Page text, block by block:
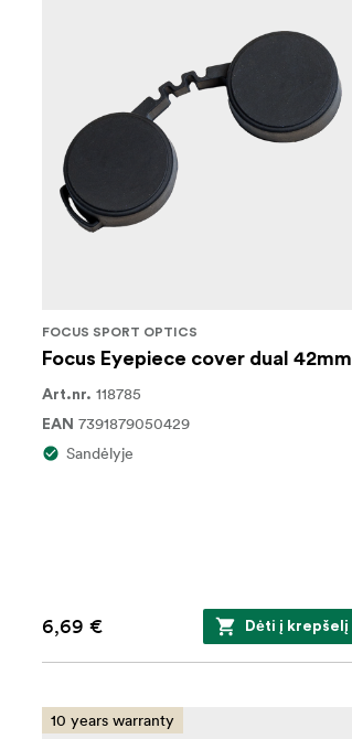
FOCUS SPORT OPTICS
Focus Eyepiece cover dual 42mm
Art.nr. 118785
EAN 7391879050429
Sandėlyje
6,69 € Dėti į krepšelį
10 years warranty